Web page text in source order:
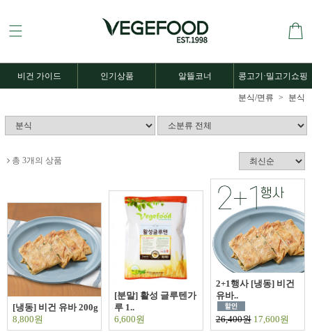
비건 가이드 인기상품 알뜰코너 콩고기·밀고기쇼핑
분식/면류 분식
총 3개의 상품
[냉동] 비건 유바 200g
8,800원
[분말] 활성 글루텐가
루 1..
6,600원
2+1행사 [냉동] 비건
유바..
26,400원17,600원